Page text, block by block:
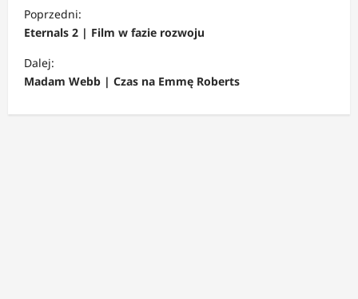
o
b
a
Poprzedni:
Eternals 2 | Film w fazie rozwoju
Dalej:
Madam Webb | Czas na Emmę Roberts